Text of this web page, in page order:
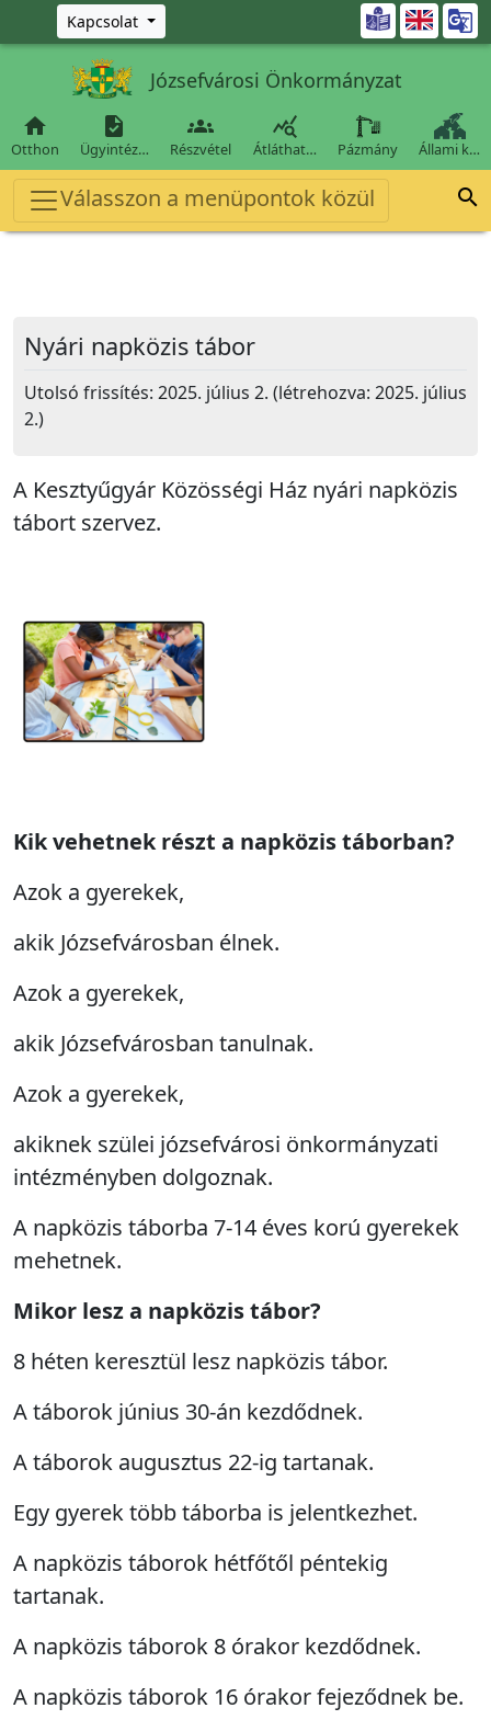
Ugrás a fő tartalomra
Kapcsolat 
Józsefvárosi Önkormányzat

Otthon

Ügyintéz…

Részvétel

Átláthat… Pázmány Állami k…
Válasszon a menüpontok közül 
Nyári napközis tábor
Utolsó frissítés: 2025. július 2. (létrehozva: 2025. július
2.)
A Kesztyűgyár Közösségi Ház nyári napközis
tábort szervez.
Kik vehetnek részt a napközis táborban?
Azok a gyerekek,
akik Józsefvárosban élnek.
Azok a gyerekek,
akik Józsefvárosban tanulnak.
Azok a gyerekek,
akiknek szülei józsefvárosi önkormányzati
intézményben dolgoznak.
A napközis táborba 7-14 éves korú gyerekek
mehetnek.
Mikor lesz a napközis tábor?
8 héten keresztül lesz napközis tábor.
A táborok június 30-án kezdődnek.
A táborok augusztus 22-ig tartanak.
Egy gyerek több táborba is jelentkezhet.
A napközis táborok hétfőtől péntekig
tartanak.
A napközis táborok 8 órakor kezdődnek.
A napközis táborok 16 órakor fejeződnek be.